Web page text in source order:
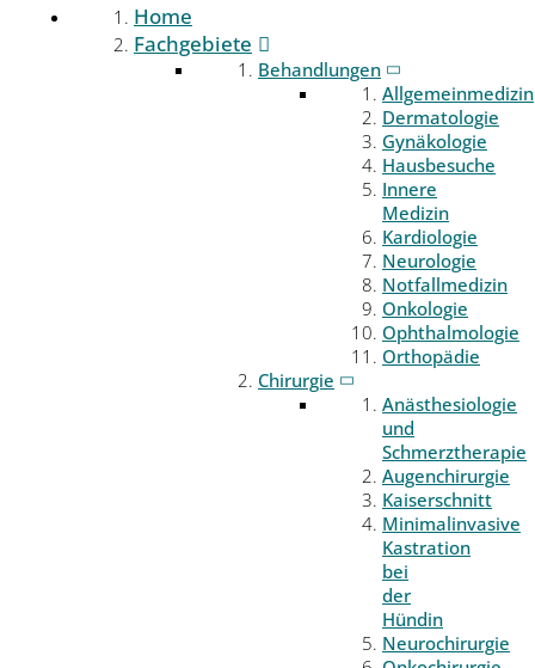
Home
Fachgebiete
Behandlungen
Allgemeinmedizin
Dermatologie
Gynäkologie
Hausbesuche
Innere
Medizin
Kardiologie
Neurologie
Notfallmedizin
Onkologie
Ophthalmologie
Orthopädie
Chirurgie
Anästhesiologie
und
Schmerztherapie
Augenchirurgie
Kaiserschnitt
Minimalinvasive
Kastration
bei
der
Hündin
Neurochirurgie